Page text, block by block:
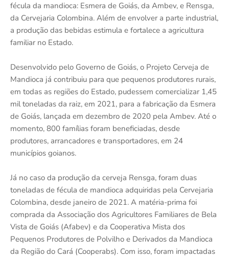
fécula da mandioca: Esmera de Goiás, da Ambev, e Rensga,
da Cervejaria Colombina. Além de envolver a parte industrial,
a produção das bebidas estimula e fortalece a agricultura
familiar no Estado.
Desenvolvido pelo Governo de Goiás, o Projeto Cerveja de
Mandioca já contribuiu para que pequenos produtores rurais,
em todas as regiões do Estado, pudessem comercializar 1,45
mil toneladas da raiz, em 2021, para a fabricação da Esmera
de Goiás, lançada em dezembro de 2020 pela Ambev. Até o
momento, 800 famílias foram beneficiadas, desde
produtores, arrancadores e transportadores, em 24
municípios goianos.
Já no caso da produção da cerveja Rensga, foram duas
toneladas de fécula de mandioca adquiridas pela Cervejaria
Colombina, desde janeiro de 2021. A matéria-prima foi
comprada da Associação dos Agricultores Familiares de Bela
Vista de Goiás (Afabev) e da Cooperativa Mista dos
Pequenos Produtores de Polvilho e Derivados da Mandioca
da Região do Cará (Cooperabs). Com isso, foram impactadas